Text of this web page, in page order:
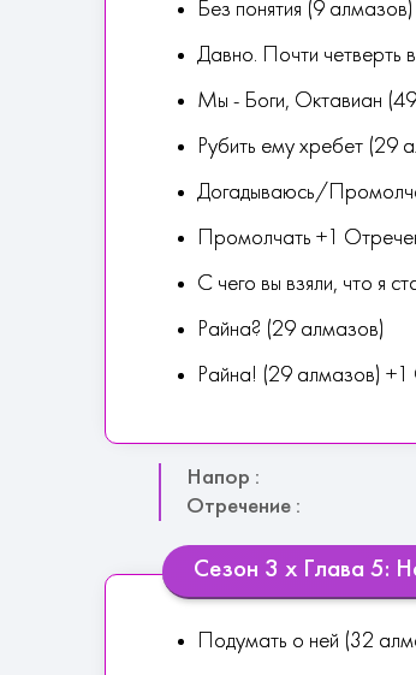
Без понятия (9
Давно. Почти четверть
Мы - Боги, Октавиан
Рубить ему хребет (29
Догадываюсь/
Промолчать +1
С чего вы взяли, что я
Райна? (29 алмазов)
Райна! (29 алмазов) +1
Напор :
Отречение :
Сезон 3 х Глава 5:
Подумать о ней (32